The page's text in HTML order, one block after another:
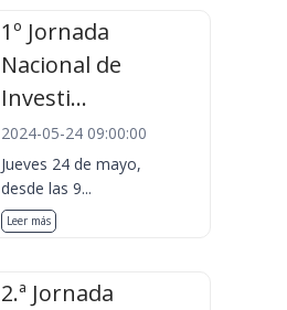
1º Jornada
Nacional de
Investi...
2024-05-24 09:00:00
Jueves 24 de mayo,
desde las 9...
Leer más
2.ª Jornada